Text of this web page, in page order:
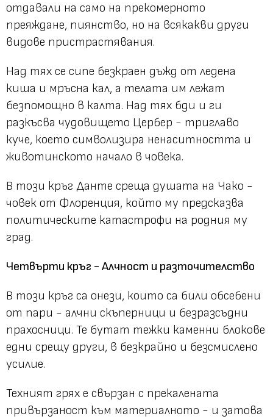
отдавали на само на прекомерното
преяждане, пиянство, но на всякакви други
видове пристрастявания.
Над тях се сипе безкраен дъжд от ледена
киша и мръсна кал, а телата им лежат
безпомощно в калта. Над тях бди и ги
разкъсва чудовището Цербер - триглаво
куче, което символизира ненаситността и
животинското начало в човека.
В този кръг Данте среща душата на Чако -
човек от Флоренция, който му предсказва
политическите катастрофи на родния му
град.
Четвърти кръг - Алчност и разточителство
В този кръг са онези, които са били обсебени
от пари - алчни скъперници и безразсъдни
прахосници. Те бутат тежки каменни блокове
едни срещу други, в безкрайно и безсмислено
усилие.
Техният грях е свързан с прекалената
привързаност към материалното - и затова